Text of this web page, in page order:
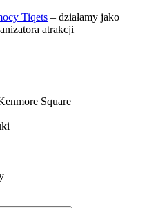
Tiqets – działamy jako
atrakcji
Square